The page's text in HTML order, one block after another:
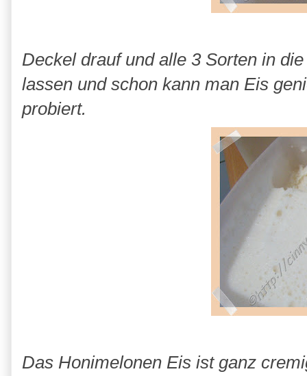
Deckel drauf und alle 3 Sorten in
lassen und schon kann man Eis
probiert.
Das Honimelonen Eis ist ganz